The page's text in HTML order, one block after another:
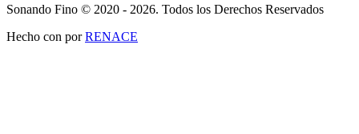
Sonando Fino © 2020 - 2026. Todos los Derechos Reservados
Hecho con porRENACE